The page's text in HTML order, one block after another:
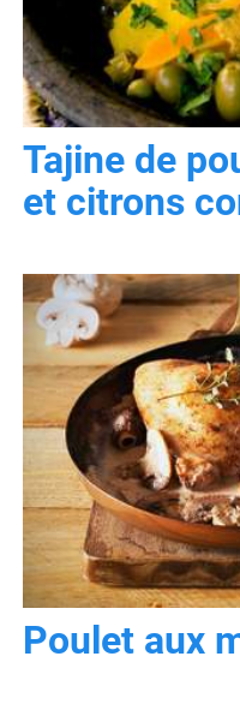
Tajine de
et citrons
Poulet aux